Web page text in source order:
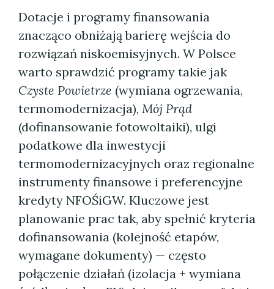
Dotacje i programy finansowania
znacząco obniżają barierę wejścia do
rozwiązań niskoemisyjnych. W Polsce
warto sprawdzić programy takie jak
Czyste Powietrze (wymiana ogrzewania,
termomodernizacja), Mój Prąd
(dofinansowanie fotowoltaiki), ulgi
podatkowe dla inwestycji
termomodernizacyjnych oraz regionalne
instrumenty finansowe i preferencyjne
kredyty NFOŚiGW. Kluczowe jest
planowanie prac tak, aby spełnić kryteria
dofinansowania (kolejność etapów,
wymagane dokumenty) — często
połączenie działań (izolacja + wymiana